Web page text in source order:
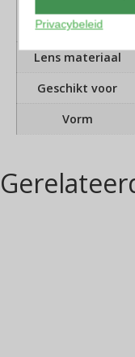
materiaal
Lens materiaal
Geschikt voor
Vorm
Privacybeleid